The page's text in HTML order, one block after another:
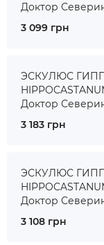
Доктор
3 099 грн
ЭСКУЛЮС
Доктор
3 183 грн
ЭСКУЛЮС
Доктор
3 108 грн